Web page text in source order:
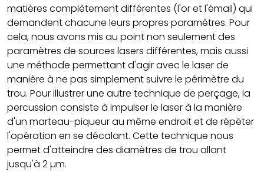
matières complètement différentes (l'or et l'émail) qui
demandent chacune leurs propres paramètres. Pour
cela, nous avons mis au point non seulement des
paramètres de sources lasers différentes, mais aussi
une méthode permettant d'agir avec le laser de
manière à ne pas simplement suivre le périmètre du
trou. Pour illustrer une autre technique de perçage, la
percussion consiste à impulser le laser à la manière
d'un marteau-piqueur au même endroit et de répéter
l'opération en se décalant. Cette technique nous
permet d'atteindre des diamètres de trou allant
jusqu'à 2 µm.